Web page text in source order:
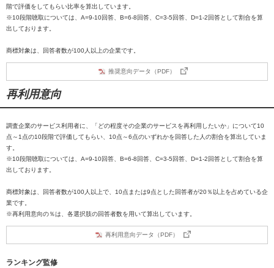
階で評価をしてもらい比率を算出しています。
※10段階聴取については、A=9-10回答、B=6-8回答、C=3-5回答、D=1-2回答として割合を算
出しております。
商標対象は、回答者数が100人以上の企業です。
推奨意向データ（PDF）
再利用意向
調査企業のサービス利用者に、「どの程度その企業のサービスを再利用したいか」について10
点～1点の10段階で評価してもらい、10点～6点のいずれかを回答した人の割合を算出していま
す。
※10段階聴取については、A=9-10回答、B=6-8回答、C=3-5回答、D=1-2回答として割合を算
出しております。
商標対象は、回答者数が100人以上で、10点または9点とした回答者が20％以上を占めている企
業です。
※再利用意向の％は、各選択肢の回答者数を用いて算出しています。
再利用意向データ（PDF）
ランキング監修